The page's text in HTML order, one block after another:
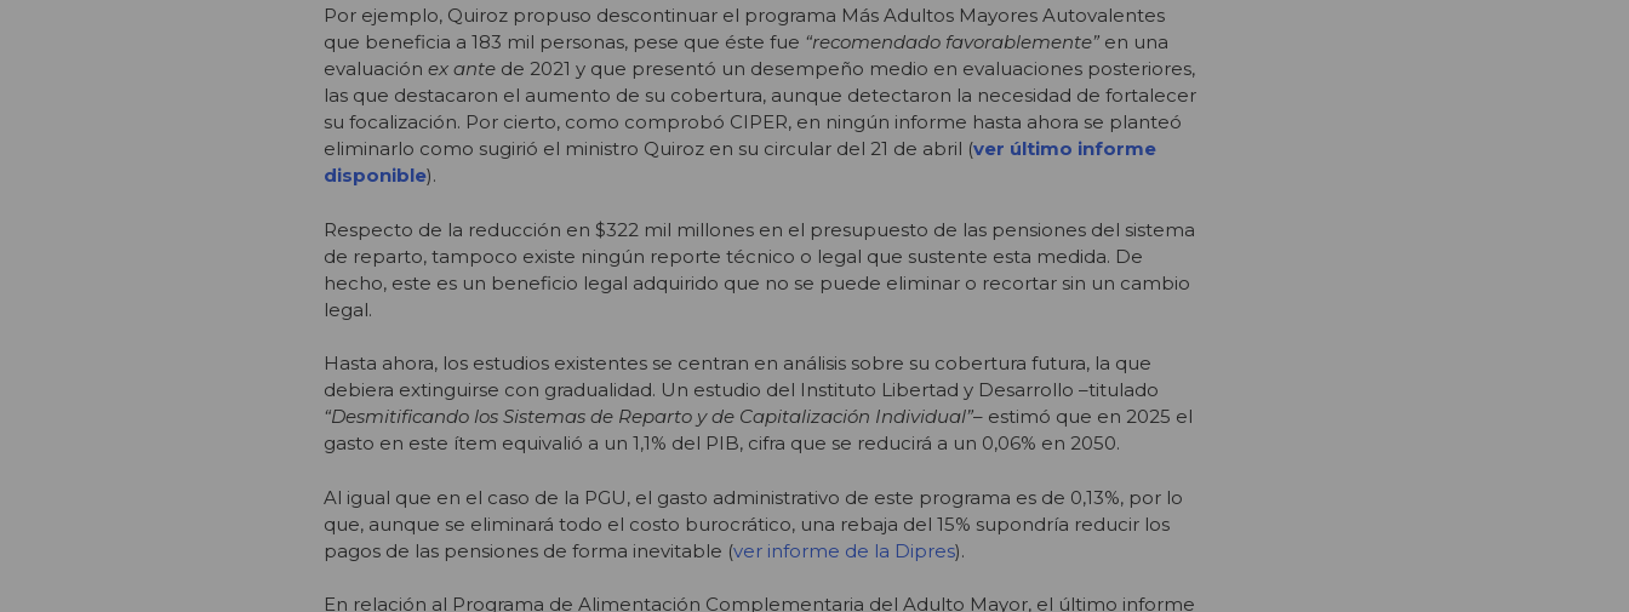
Por ejemplo, Quiroz propuso descontinuar el programa Más Adultos Mayores Autovalentes
que beneficia a 183 mil personas, pese que éste fue “recomendado favorablemente” en una
evaluación ex ante de 2021 y que presentó un desempeño medio en evaluaciones posteriores,
las que destacaron el aumento de su cobertura, aunque detectaron la necesidad de fortalecer
su focalización. Por cierto, como comprobó CIPER, en ningún informe hasta ahora se planteó
eliminarlo como sugirió el ministro Quiroz en su circular del 21 de abril (ver último informe
disponible).
Respecto de la reducción en $322 mil millones en el presupuesto de las pensiones del sistema
de reparto, tampoco existe ningún reporte técnico o legal que sustente esta medida. De
hecho, este es un beneficio legal adquirido que no se puede eliminar o recortar sin un cambio
legal.
Hasta ahora, los estudios existentes se centran en análisis sobre su cobertura futura, la que
debiera extinguirse con gradualidad. Un estudio del Instituto Libertad y Desarrollo –titulado
“Desmitificando los Sistemas de Reparto y de Capitalización Individual”– estimó que en 2025 el
gasto en este ítem equivalió a un 1,1% del PIB, cifra que se reducirá a un 0,06% en 2050.
Al igual que en el caso de la PGU, el gasto administrativo de este programa es de 0,13%, por lo
que, aunque se eliminará todo el costo burocrático, una rebaja del 15% supondría reducir los
pagos de las pensiones de forma inevitable (ver informe de la Dipres).
En relación al Programa de Alimentación Complementaria del Adulto Mayor, el último informe